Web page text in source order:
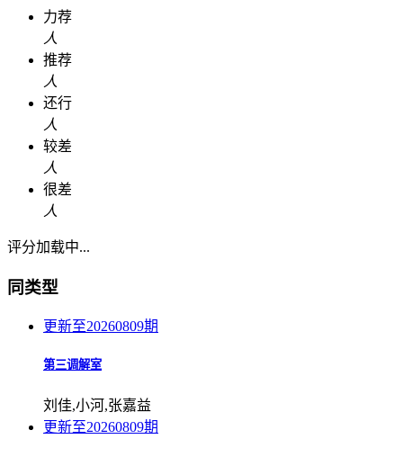
力荐
人
推荐
人
还行
人
较差
人
很差
人
评分加载中...
同类型
更新至20260809期
第三调解室
刘佳,小河,张嘉益
更新至20260809期